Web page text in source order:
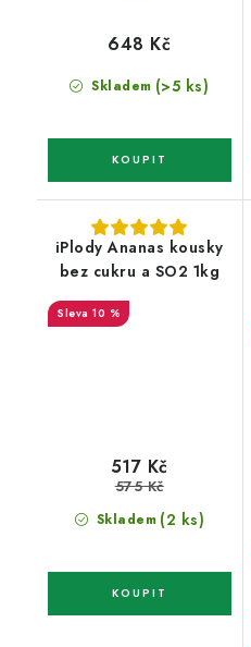
Skladem (>5 ks)
648 Kč
iPlody Ananas kousky
bez cukru a SO2 1kg
10 %
Skladem (2 ks)
517 Kč
575 Kč